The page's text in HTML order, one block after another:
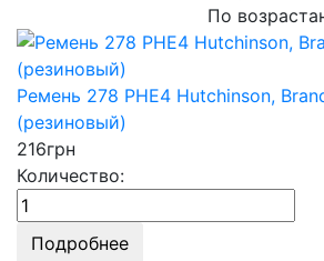
По
Ремень 278 PHE4 Hutchinson,
(резиновый)
216грн
Количество:
Подробнее